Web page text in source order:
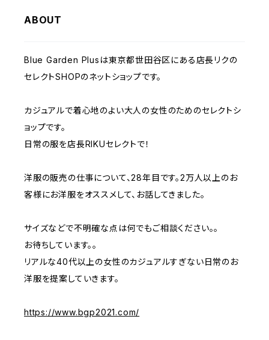
ABOUT
Blue Garden Plusは東京都世田谷区にある店長リクの
セレクトSHOPのネットショップです。
カジュアルで着心地のよい大人の女性のためのセレクトシ
ョップです。
日常の服を店長RIKUセレクトで！
洋服の販売の仕事について、28年目です。2万人以上のお
客様にお洋服をオススメして、お話してきました。
サイズなどで不明確な点は何でもご相談ください。。
お待ちしています。。
リアルな40代以上の女性のカジュアルすぎない日常のお
洋服を提案していきます。
https://www.bgp2021.com/